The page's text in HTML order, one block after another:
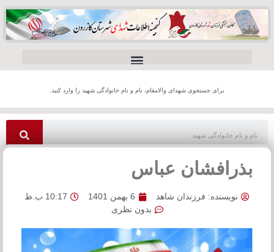
برای جستجوی شهدای والامقام، نام و نام خانوادگی شهید را وارد کنید.
بذرافشان عباس
نویسنده: فرزندان شاهد 6 بهمن 1401
10:17 ب.ظ
بدون نظری